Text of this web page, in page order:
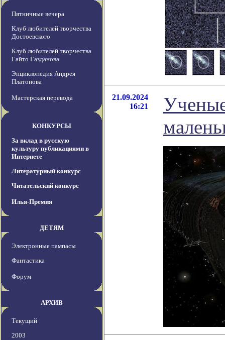
Пятничные вечера
Клуб любителей творчества
Достоевского
Клуб любителей творчества
Гайто Газданова
Энциклопедия Андрея
Платонова
Мастерская перевода
КОНКУРСЫ
За вклад в русскую
культуру публикациями в
Интернете
Литературный конкурс
Читательский конкурс
Илья-Премия
ДЕТЯМ
Электронные пампасы
Фантастика
Форум
АРХИВ
Текущий
2003
21.09.2024
16:21